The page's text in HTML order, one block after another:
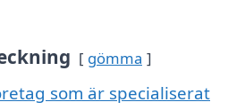
gömma
som är specialiserat